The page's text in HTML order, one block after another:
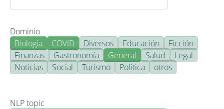
Dominio
Biología
COVID Diversos Educación
Ficción
Finanzas
Gastronomía General Salud
Legal
Noticias
Social Turismo Política otros
NLP topic